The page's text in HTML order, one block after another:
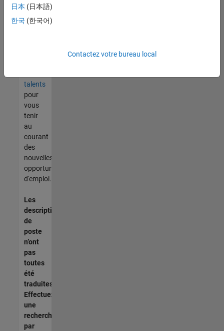
corresponde
à vos
talents
pour
vous
tenir
au
courant
des
nouvelles
opportunités
d'emploi.
Les
descriptions
de
poste
n’ont
pas
toutes
été
traduites.
Effectuez
une
recherche
par
日本 (日本語)
한국 (한국어)
Contactez votre bureau local